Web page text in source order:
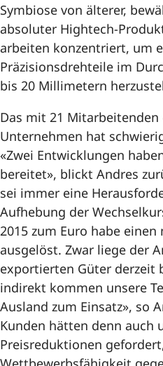
Symbiose von älterer,
absoluter Hightech-
arbeiten konzentriert, um
Präzisionsdrehteile im
bis 20 Millimetern
Das mit 21 Mitarbeitenden
Unternehmen hat
«Zwei Entwicklungen
bereitet», blickt Andres
sei immer eine
Aufhebung der
2015 zum Euro habe
ausgelöst. Zwar liege der
exportierten Güter derzeit
indirekt kommen unsere
Ausland zum Einsatz», so
Kunden hätten denn auch
Preisreduktionen